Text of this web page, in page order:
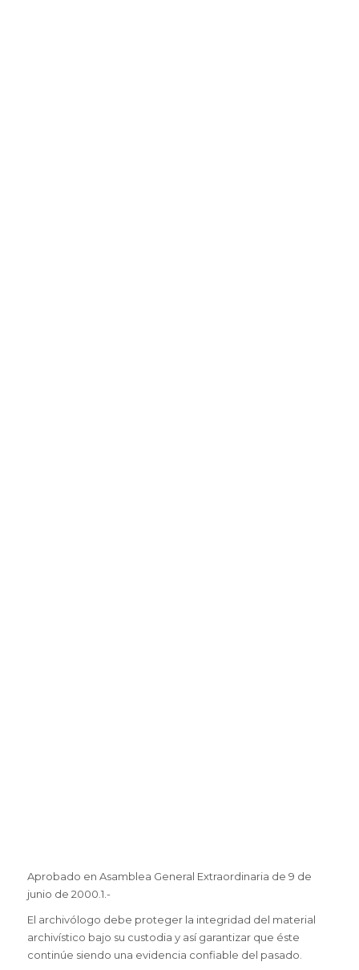
Aprobado en Asamblea General Extraordinaria de 9 de
junio de 2000.1.-
El archivólogo debe proteger la integridad del material
archivístico bajo su custodia y así garantizar que éste
continúe siendo una evidencia confiable del pasado.